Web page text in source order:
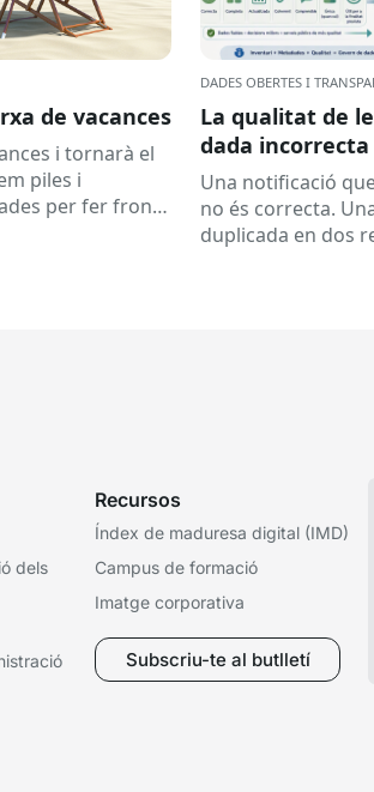
de vacances
i tornarà el
piles i
per fer front
DADES OBERTES I
La qualitat de
dada
servei
Una notificació
no és correcta.
duplicada en dos
dels
Recursos
Índex de maduresa digital (IMD)
Campus de formació
Imatge corporativa
Subscriu-te al butlletí